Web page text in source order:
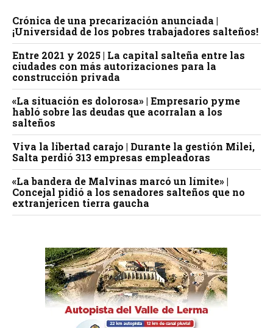
Crónica de una precarización anunciada |
¡Universidad de los pobres trabajadores salteños!
Entre 2021 y 2025 | La capital salteña entre las
ciudades con más autorizaciones para la
construcción privada
«La situación es dolorosa» | Empresario pyme
habló sobre las deudas que acorralan a los
salteños
Viva la libertad carajo | Durante la gestión Milei,
Salta perdió 313 empresas empleadoras
«La bandera de Malvinas marcó un límite» |
Concejal pidió a los senadores salteños que no
extranjericen tierra gaucha